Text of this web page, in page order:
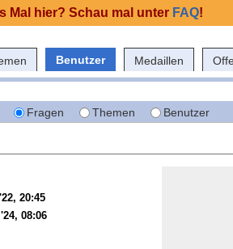
Benutzer Medaillen
Fragen Themen Benutzer
20:45
08:06
Mal hier? Schau mal unter FAQ!